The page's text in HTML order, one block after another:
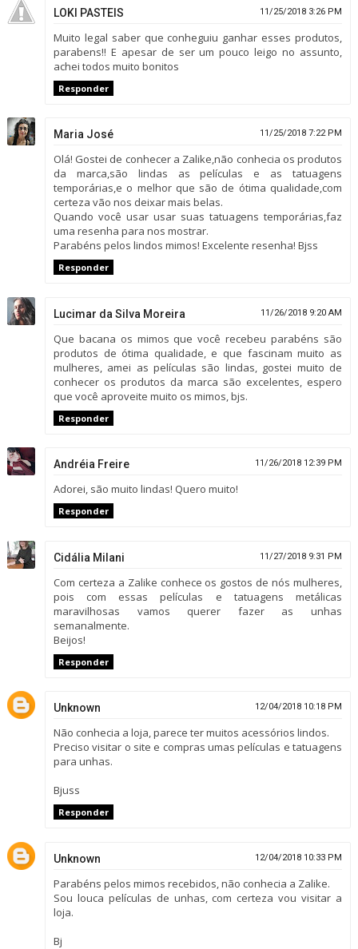
LOKI PASTEIS 11/25/2018 3:26 PM
Muito legal saber que conheguiu ganhar esses produtos,
parabens!! E apesar de ser um pouco leigo no assunto,
achei todos muito bonitos
Responder
Maria José 11/25/2018 7:22 PM
Olá! Gostei de conhecer a Zalike,não conhecia os produtos
da marca,são lindas as películas e as tatuagens
temporárias,e o melhor que são de ótima qualidade,com
certeza vão nos deixar mais belas.
Quando você usar usar suas tatuagens temporárias,faz
uma resenha para nos mostrar.
Parabéns pelos lindos mimos! Excelente resenha! Bjss
Responder
Lucimar da Silva Moreira 11/26/2018 9:20 AM
Que bacana os mimos que você recebeu parabéns são
produtos de ótima qualidade, e que fascinam muito as
mulheres, amei as películas são lindas, gostei muito de
conhecer os produtos da marca são excelentes, espero
que você aproveite muito os mimos, bjs.
Responder
Andréia Freire 11/26/2018 12:39 PM
Adorei, são muito lindas! Quero muito!
Responder
Cidália Milani 11/27/2018 9:31 PM
Com certeza a Zalike conhece os gostos de nós mulheres,
pois com essas películas e tatuagens metálicas
maravilhosas vamos querer fazer as unhas
semanalmente.
Beijos!
Responder
Unknown 12/04/2018 10:18 PM
Não conhecia a loja, parece ter muitos acessórios lindos.
Preciso visitar o site e compras umas películas e tatuagens
para unhas.
Bjuss
Responder
Unknown 12/04/2018 10:33 PM
Parabéns pelos mimos recebidos, não conhecia a Zalike.
Sou louca películas de unhas, com certeza vou visitar a
loja.
Bj